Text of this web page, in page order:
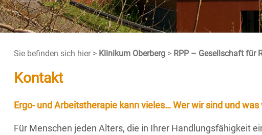
Sie befinden sich hier > Klinikum Oberberg > RPP – Gesellschaft für
Kontakt
Ergo- und Arbeitstherapie kann vieles… Wer wir sind und
Für Menschen jeden Alters, die in Ihrer Handlungsfähigkeit